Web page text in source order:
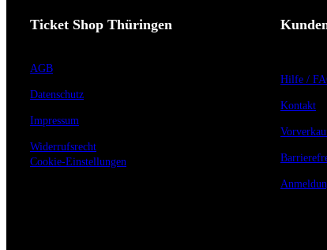
Ticket Shop Thüringen
AGB
Datenschutz
Impressum
Widerrufsrecht
Cookie-Einstellungen
Hilfe /
Kontakt